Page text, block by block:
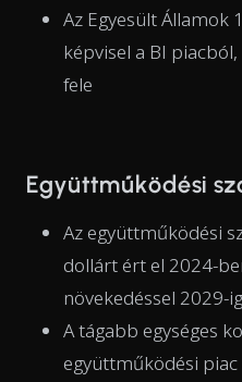
Az Egyesült
képvisel a BI
fele
Együttműködési
Az együttműködési
dollárt ért el 2024-
növekedéssel 2029-ig
A tágabb egységes
együttműködési